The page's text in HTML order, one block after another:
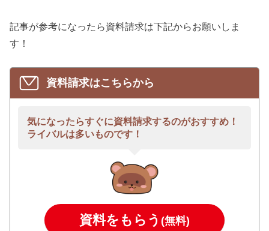
記事が参考になったら資料請求は下記からお願いしま
す！
資料請求はこちらから
気になったらすぐに資料請求するのがおすすめ！
ライバルは多いものです！
資料をもらう (無料)